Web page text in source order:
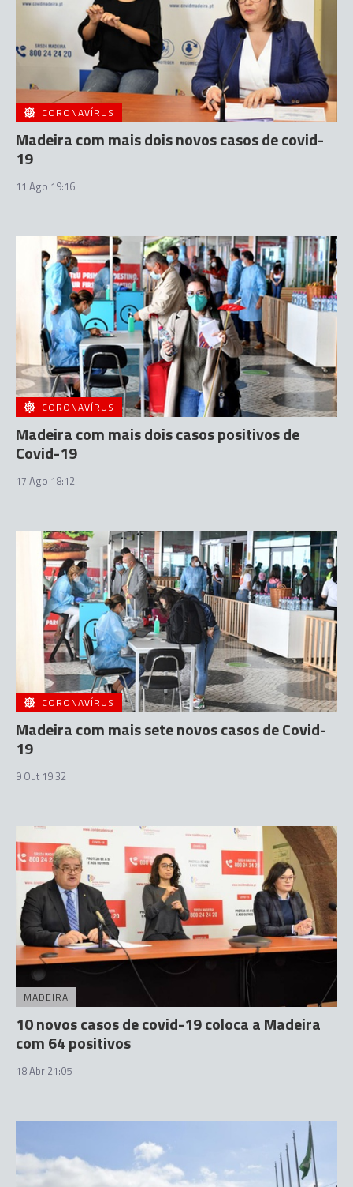
CORONAVÍRUS
Madeira com mais dois novos casos de covid-
19
11 Ago 19:16
CORONAVÍRUS
Madeira com mais dois casos positivos de
Covid-19
17 Ago 18:12
CORONAVÍRUS
Madeira com mais sete novos casos de Covid-
19
9 Out 19:32
MADEIRA
10 novos casos de covid-19 coloca a Madeira
com 64 positivos
18 Abr 21:05